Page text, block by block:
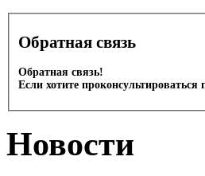
Обратная связь
Обратная связь!
Если хотите
Новости